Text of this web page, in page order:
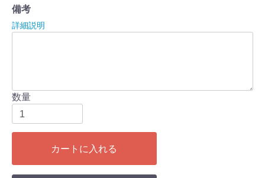
備考
詳細説明
数量
カートに入れる